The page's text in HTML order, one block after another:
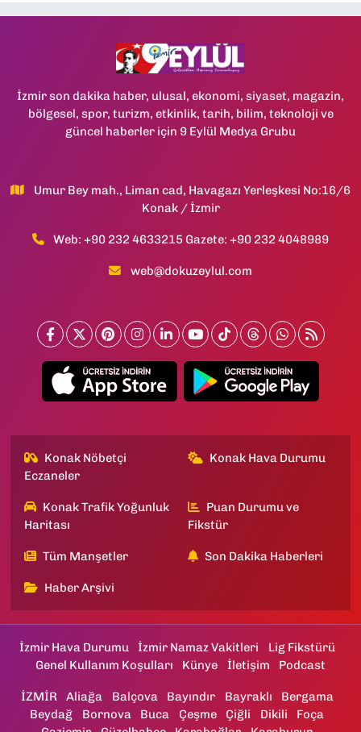
İzmir son dakika haber, ulusal, ekonomi, siyaset, magazin,
bölgesel, spor, turizm, etkinlik, tarih, bilim, teknoloji ve
güncel haberler için 9 Eylül Medya Grubu
Umur Bey mah., Liman cad, Havagazı Yerleşkesi No:16/6
Konak / İzmir
Web: +90 232 4633215 Gazete: +90 232 4048989
web@dokuzeylul.com
Konak Nöbetçi
Eczaneler
Konak Hava Durumu
Konak Trafik Yoğunluk
Haritası
Puan Durumu ve
Fikstür
Tüm Manşetler Son Dakika Haberleri
Haber Arşivi
İzmir Hava Durumu İzmir Namaz Vakitleri
Lig Fikstürü
Genel Kullanım Koşulları
Künye İletişim Podcast
İZMİR Aliağa Balçova Bayındır Bayraklı
Bergama
Beydağ
Bornova Buca Çeşme Çiğli Dikili
Foça